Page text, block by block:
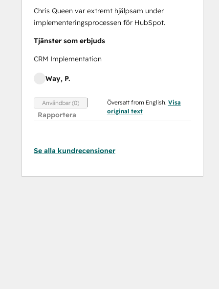
Chris Queen var extremt hjälpsam under
implementeringsprocessen för HubSpot.
Tjänster som erbjuds
CRM Implementation
Way, P.
Användbar (0)
Rapportera
Översatt from English. Visa
original text
Se alla kundrecensioner